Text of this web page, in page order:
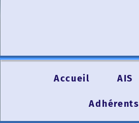
Accueil AIS
Adhérents